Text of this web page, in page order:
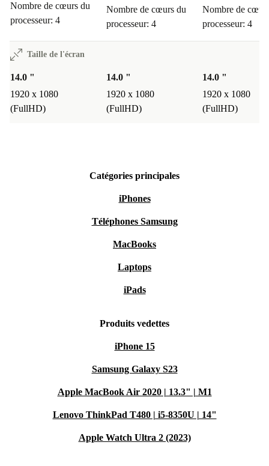
Nombre de cœurs du
processeur: 4
Nombre de cœurs du
processeur: 4
Nombre de
processeur: 4
Taille de l'écran
14.0 "
1920 x 1080
(FullHD)
14.0 "
1920 x 1080
(FullHD)
14.0 "
1920 x 1080
(FullHD)
Catégories principales
iPhones
Téléphones Samsung
MacBooks
Laptops
iPads
Produits vedettes
iPhone 15
Samsung Galaxy S23
Apple MacBook Air 2020 | 13.3" | M1
Lenovo ThinkPad T480 | i5-8350U | 14"
Apple Watch Ultra 2 (2023)